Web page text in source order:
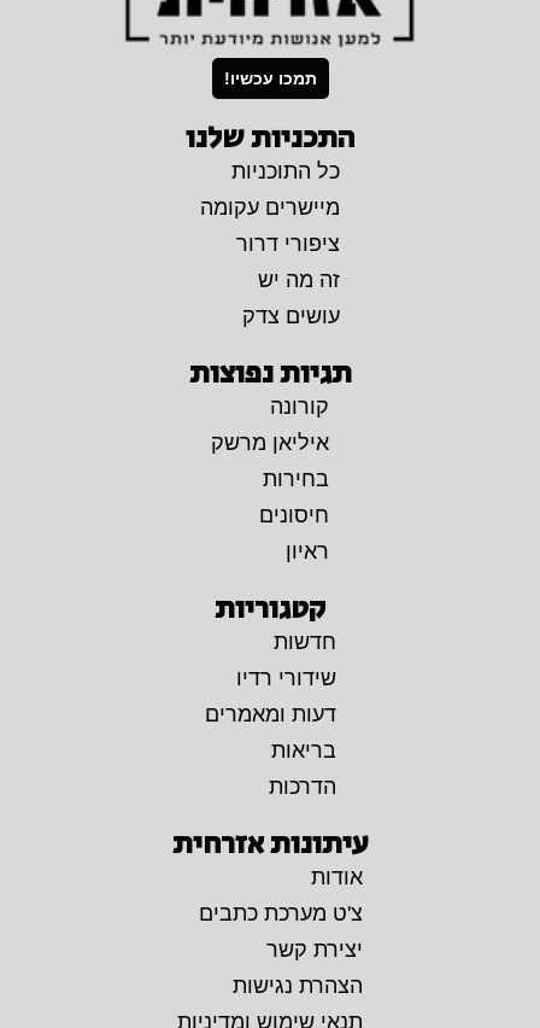
תמכו עכשיו!
התכניות שלנו
כל התוכניות
מיישרים עקומה
ציפורי דרור
זה מה יש
עושים צדק
תגיות נפוצות
קורונה
איליאן מרשק
בחירות
חיסונים
ראיון
קטגוריות
חדשות
שידורי רדיו
דעות ומאמרים
בריאות
הדרכות
עיתונות אזרחית
אודות
צ'ט מערכת כתבים
יצירת קשר
הצהרת נגישות
תנאי שימוש ומדיניות